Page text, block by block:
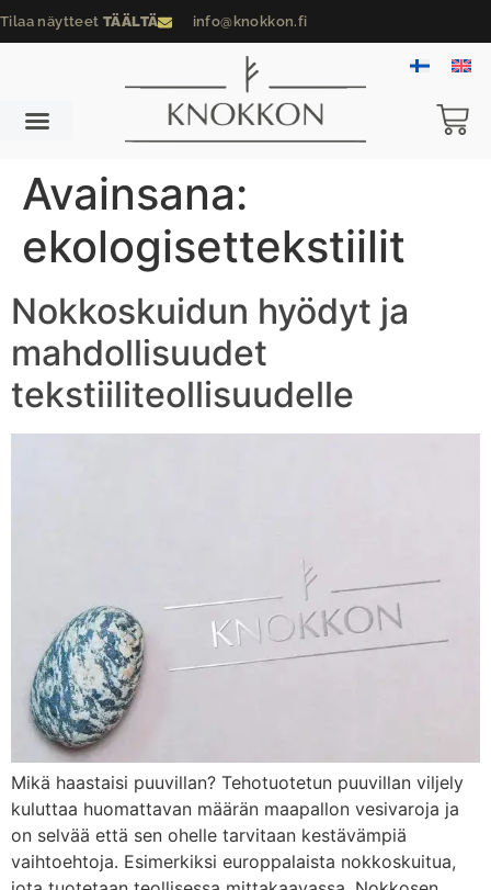
Tilaa näytteet TÄÄLTÄ info@knokkon.fi
Avainsana:
ekologisettekstiilit
Nokkoskuidun hyödyt ja
mahdollisuudet
tekstiiliteollisuudelle
Mikä haastaisi puuvillan? Tehotuotetun puuvillan viljely
kuluttaa huomattavan määrän maapallon vesivaroja ja
on selvää että sen ohelle tarvitaan kestävämpiä
vaihtoehtoja. Esimerkiksi europpalaista nokkoskuitua,